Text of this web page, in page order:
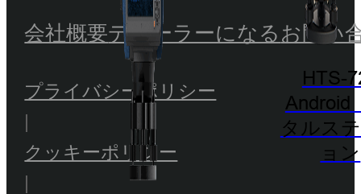
HTS-
Android
タルス
ョン
会社概要ディーラーになるお問い
プライバシーポリシー
|
クッキーポリシー
|